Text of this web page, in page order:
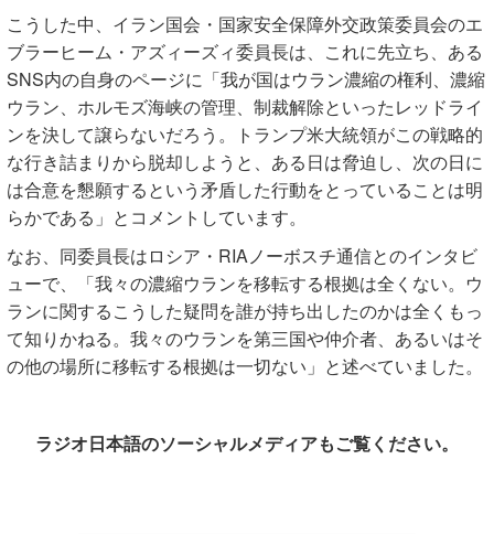
こうした中、イラン国会・国家安全保障外交政策委員会のエ
ブラーヒーム・アズィーズィ委員長は、これに先立ち、ある
SNS内の自身のページに「我が国はウラン濃縮の権利、濃縮
ウラン、ホルモズ海峡の管理、制裁解除といったレッドライ
ンを決して譲らないだろう。トランプ米大統領がこの戦略的
な行き詰まりから脱却しようと、ある日は脅迫し、次の日に
は合意を懇願するという矛盾した行動をとっていることは明
らかである」とコメントしています。
なお、同委員長はロシア・RIAノーボスチ通信とのインタビ
ューで、「我々の濃縮ウランを移転する根拠は全くない。ウ
ランに関するこうした疑問を誰が持ち出したのかは全くもっ
て知りかねる。我々のウランを第三国や仲介者、あるいはそ
の他の場所に移転する根拠は一切ない」と述べていました。
ラジオ日本語のソーシャルメディアもご覧ください。